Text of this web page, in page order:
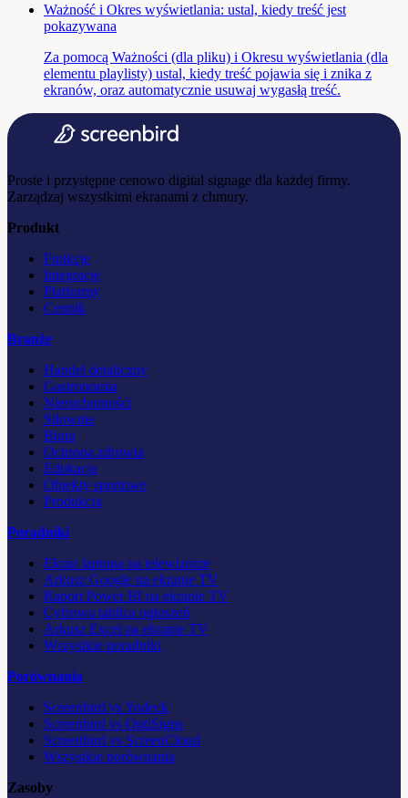
Ważność i Okres wyświetlania: ustal, kiedy treść jest
pokazywana
Za pomocą Ważności (dla pliku) i Okresu wyświetlania (dla
elementu playlisty) ustal, kiedy treść pojawia się i znika z
ekranów, oraz automatycznie usuwaj wygasłą treść.
Proste i przystępne cenowo digital signage dla każdej firmy.
Zarządzaj wszystkimi ekranami z chmury.
Produkt
Funkcje
Integracje
Platformy
Cennik
Branże
Handel detaliczny
Gastronomia
Nieruchomości
Siłownie
Biura
Ochrona zdrowia
Edukacja
Obiekty sportowe
Produkcja
Poradniki
Ekran laptopa na telewizorze
Arkusz Google na ekranie TV
Raport Power BI na ekranie TV
Cyfrowa tablica ogłoszeń
Arkusz Excel na ekranie TV
Wszystkie poradniki
Porównania
Screenbird vs Yodeck
Screenbird vs OptiSigns
Screenbird vs ScreenCloud
Wszystkie porównania
Zasoby